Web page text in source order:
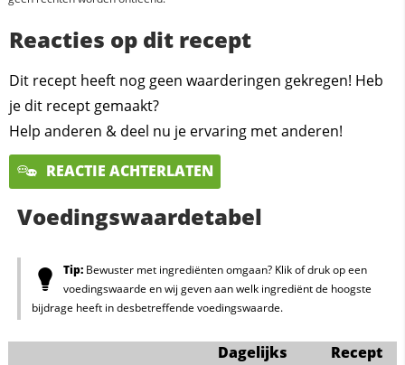
Reacties op dit recept
Dit recept heeft nog geen waarderingen gekregen! Heb
je dit recept gemaakt?
Help anderen & deel nu je ervaring met anderen!
REACTIE ACHTERLATEN
Voedingswaardetabel
Tip:Bewuster met ingrediënten omgaan? Klik of druk op een
voedingswaarde en wij geven aan welk ingrediënt de hoogste
bijdrage heeft in desbetreffende voedingswaarde.
Dagelijks
Recept